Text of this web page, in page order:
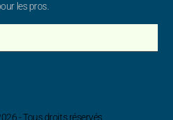
les pros.
- Tous droits réservés